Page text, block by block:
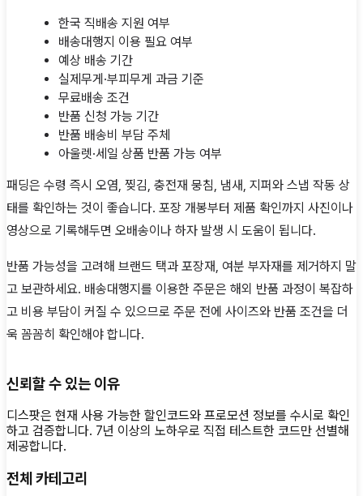
한국 직배송 지원 여부
배송대행지 이용 필요 여부
예상 배송 기간
실제무게·부피무게 과금 기준
무료배송 조건
반품 신청 가능 기간
반품 배송비 부담 주체
아울렛·세일 상품 반품 가능 여부
패딩은 수령 즉시 오염, 찢김, 충전재 뭉침, 냄새, 지퍼와 스냅 작동 상
태를 확인하는 것이 좋습니다. 포장 개봉부터 제품 확인까지 사진이나
영상으로 기록해두면 오배송이나 하자 발생 시 도움이 됩니다.
반품 가능성을 고려해 브랜드 택과 포장재, 여분 부자재를 제거하지 말
고 보관하세요. 배송대행지를 이용한 주문은 해외 반품 과정이 복잡하
고 비용 부담이 커질 수 있으므로 주문 전에 사이즈와 반품 조건을 더
욱 꼼꼼히 확인해야 합니다.
신뢰할 수 있는 이유
디스팟은 현재 사용 가능한 할인코드와 프로모션 정보를 수시로 확인
하고 검증합니다. 7년 이상의 노하우로 직접 테스트한 코드만 선별해
제공합니다.
전체 카테고리